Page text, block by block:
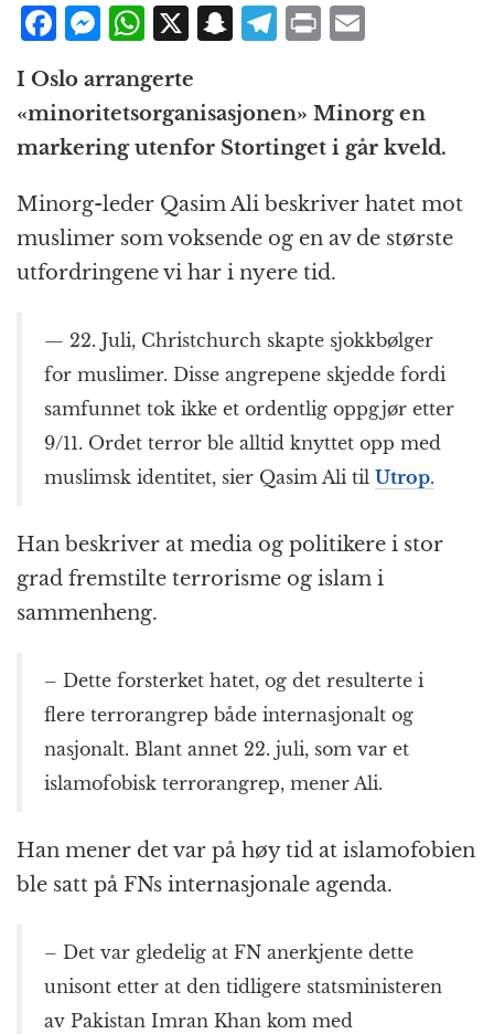
F
a
c
e
b
o
o
k
M
ss
e
n
g
e
r
W
at
s
A
p
p
X S
a
p
c
h
at
T
g
r
a
m
P
n
t
l
I Oslo arrangerte
«minoritetsorganisasjonen» Minorg en
markering utenfor Stortinget i går kveld.
Minorg-leder Qasim Ali beskriver hatet mot
muslimer som voksende og en av de største
utfordringene vi har i nyere tid.
— 22. Juli, Christchurch skapte sjokkbølger
for muslimer. Disse angrepene skjedde fordi
samfunnet tok ikke et ordentlig oppgjør etter
9/11. Ordet terror ble alltid knyttet opp med
muslimsk identitet, sier Qasim Ali til Utrop.
Han beskriver at media og politikere i stor
grad fremstilte terrorisme og islam i
sammenheng.
– Dette forsterket hatet, og det resulterte i
flere terrorangrep både internasjonalt og
nasjonalt. Blant annet 22. juli, som var et
islamofobisk terrorangrep, mener Ali.
Han mener det var på høy tid at islamofobien
ble satt på FNs internasjonale agenda.
– Det var gledelig at FN anerkjente dette
unisont etter at den tidligere statsministeren
av Pakistan Imran Khan kom med